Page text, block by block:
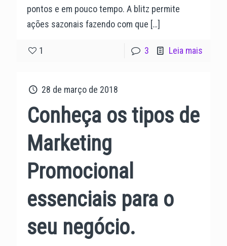
pontos e em pouco tempo. A blitz permite
ações sazonais fazendo com que […]
1 3 Leia mais
28 de março de 2018
Conheça os tipos de
Marketing
Promocional
essenciais para o
seu negócio.